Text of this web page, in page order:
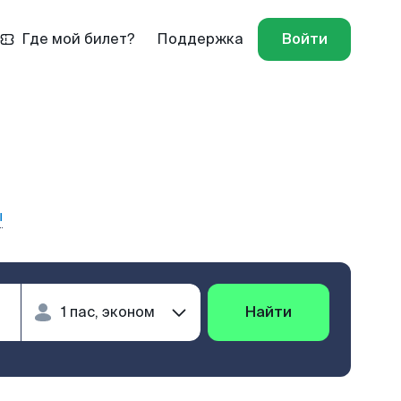
Где мой билет? Поддержка Войти
Найти